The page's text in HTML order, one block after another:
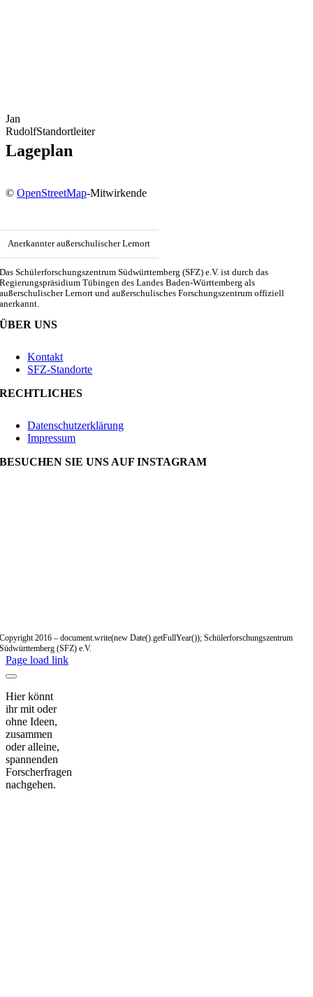
Jan
RudolfStandortleiter
Lageplan
© OpenStreetMap-Mitwirkende
Anerkannter außerschulischer Lernort
Das Schülerforschungszentrum Südwürttemberg (SFZ) e.V. ist durch das
Regierungspräsidium Tübingen des Landes Baden-Württemberg als
außerschulischer Lernort und außerschulisches Forschungszentrum offiziell
anerkannt.
ÜBER UNS
Kontakt
SFZ-Standorte
RECHTLICHES
Datenschutzerklärung
Impressum
BESUCHEN SIE UNS AUF INSTAGRAM
Copyright 2016 – document.write(new Date().getFullYear()); Schülerforschungszentrum
Südwürttemberg (SFZ) e.V.
Page load link
Hier könnt
ihr mit oder
ohne Ideen,
zusammen
oder alleine,
spannenden
Forscherfragen
nachgehen.